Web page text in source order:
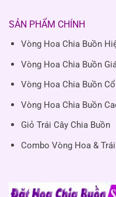
SẢN PHẨM CHÍNH
Vòng Hoa Chia Buồn
Vòng Hoa Chia Buồn
Vòng Hoa Chia Buồn
Vòng Hoa Chia Buồn
Giỏ Trái Cây Chia Buồn
Combo Vòng Hoa &